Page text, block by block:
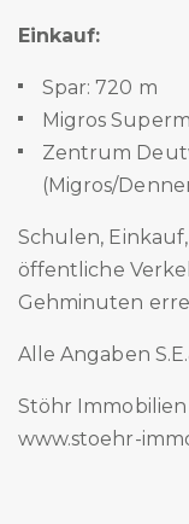
Einkauf:
Spar: 720 m
Migros
Zentrum
(Migros/
Schulen,
öffentliche
Gehminuten
Alle Angaben
Stöhr Immobilien
www.stoehr-